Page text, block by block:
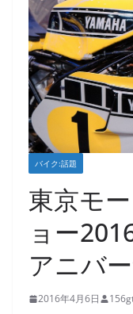
バイク:話題
東京モ
ョー
アニバ
2016年4月6日